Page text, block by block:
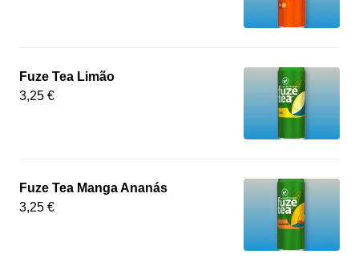
Fuze Tea Limão
3,25 €
Fuze Tea Manga Ananás
3,25 €